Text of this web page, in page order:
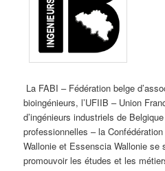
La FABI – Fédération belge
bioingénieurs, l’UFIIB – Union
d’ingénieurs industriels de
professionnelles – la
Wallonie et Essenscia Wallonie se
promouvoir les études et les